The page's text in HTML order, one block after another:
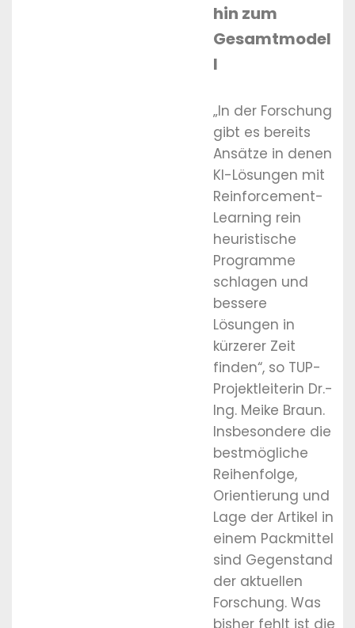
hin zum
Gesamtmodel
l
„In der Forschung
gibt es bereits
Ansätze in denen
KI-Lösungen mit
Reinforcement-
Learning rein
heuristische
Programme
schlagen und
bessere
Lösungen in
kürzerer Zeit
finden“, so TUP-
Projektleiterin Dr.-
Ing. Meike Braun.
Insbesondere die
bestmögliche
Reihenfolge,
Orientierung und
Lage der Artikel in
einem Packmittel
sind Gegenstand
der aktuellen
Forschung. Was
bisher fehlt ist die